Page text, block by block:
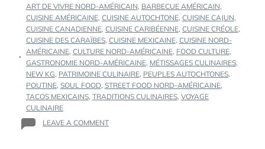
TAGS
:
ART DE VIVRE NORD-AMÉRICAIN, BARBECUE AMÉRICAIN,
CUISINE AMÉRICAINE, CUISINE AUTOCHTONE, CUISINE CAJUN,
CUISINE CANADIENNE, CUISINE CARIBÉENNE, CUISINE CRÉOLE,
CUISINE DES CARAÏBES, CUISINE MEXICAINE, CUISINE NORD-
AMÉRICAINE, CULTURE NORD-AMÉRICAINE, FOOD CULTURE,
GASTRONOMIE NORD-AMÉRICAINE, MÉTISSAGES CULINAIRES,
NEW KG, PATRIMOINE CULINAIRE, PEUPLES AUTOCHTONES,
POUTINE, SOUL FOOD, STREET FOOD NORD-AMÉRICAINE,
TACOS MEXICAINS, TRADITIONS CULINAIRES, VOYAGE
CULINAIRE
LEAVE A COMMENTON